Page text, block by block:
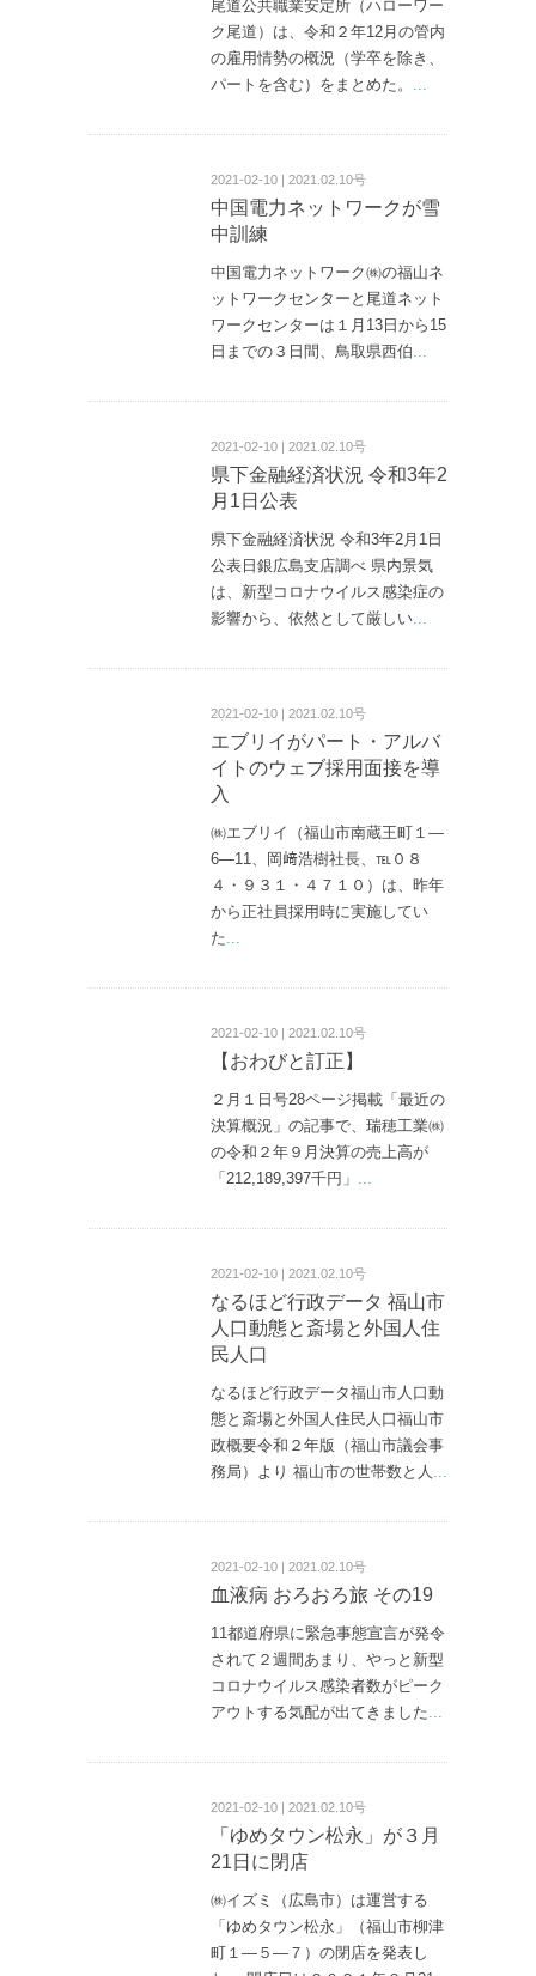
尾道公共職業安定所（ハローワー
ク尾道）は、令和２年12月の管内
の雇用情勢の概況（学卒を除き、
パートを含む）をまとめた。
2021-02-10 | 2021.02.10号
中国電力ネットワークが雪
中訓練
中国電力ネットワーク㈱の福山ネ
ットワークセンターと尾道ネット
ワークセンターは１月13日から15
日までの３日間、鳥取県西伯
2021-02-10 | 2021.02.10号
県下金融経済状況 令和3年2
月1日公表
県下金融経済状況 令和3年2月1日
公表日銀広島支店調べ 県内景気
は、新型コロナウイルス感染症の
影響から、依然として厳しい
2021-02-10 | 2021.02.10号
エブリイがパート・アルバ
イトのウェブ採用面接を導
入
㈱エブリイ（福山市南蔵王町１—
6—11、岡﨑浩樹社長、℡０８
４・９３１・４７１０）は、昨年
から正社員採用時に実施してい
た
2021-02-10 | 2021.02.10号
【おわびと訂正】
２月１日号28ページ掲載「最近の
決算概況」の記事で、瑞穂工業㈱
の令和２年９月決算の売上高が
「212,189,397千円」
2021-02-10 | 2021.02.10号
なるほど行政データ 福山市
人口動態と斎場と外国人住
民人口
なるほど行政データ福山市人口動
態と斎場と外国人住民人口福山市
政概要令和２年版（福山市議会事
務局）より 福山市の世帯数と人
2021-02-10 | 2021.02.10号
血液病 おろおろ旅 その19
11都道府県に緊急事態宣言が発令
されて２週間あまり、やっと新型
コロナウイルス感染者数がピーク
アウトする気配が出てきました
2021-02-10 | 2021.02.10号
「ゆめタウン松永」が３月
21日に閉店
㈱イズミ（広島市）は運営する
「ゆめタウン松永」（福山市柳津
町１—５—７）の閉店を発表し